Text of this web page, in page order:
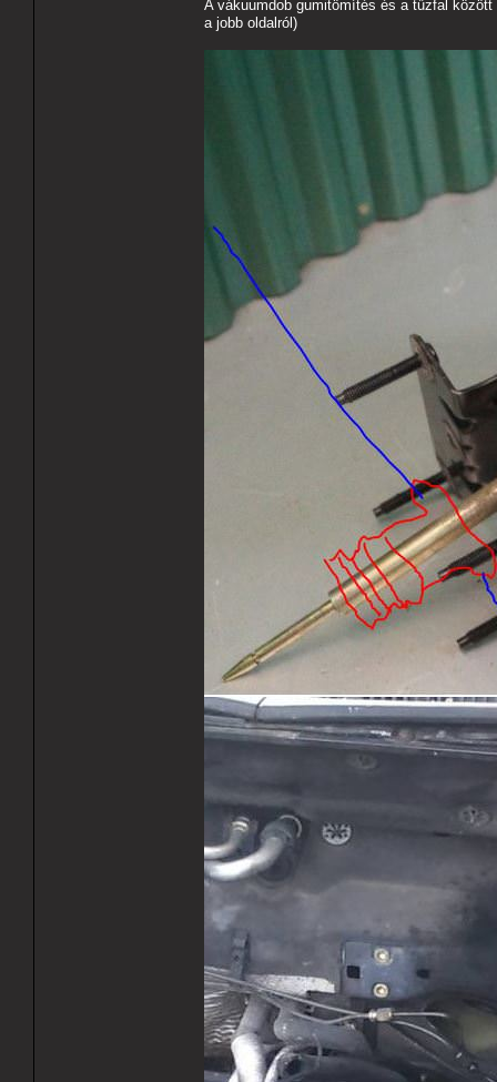
A vákuumdob gumitömítés és a tűzfal
a jobb oldalról)